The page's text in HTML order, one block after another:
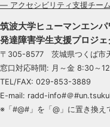
— アクセシビリティ支援チーム
筑波大学ヒューマンエン
発達障害学生支援プロジェ
〒305-8577 茨城県つくば市
窓口対応時間: 月～金 8:30～
TEL/FAX: 029-853-3889
E-mail: radd-info#＠
※「#@#」を「@」に置き換え